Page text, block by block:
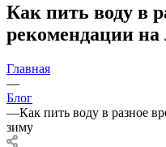
Как пить воду в
рекомендации на
Главная
—
Блог
—Как пить воду в разное
зиму